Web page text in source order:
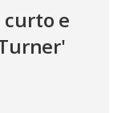
curto e